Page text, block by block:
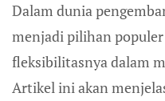
Dalam dunia
menjadi pilihan
fleksibilitasnya dalam
Artikel ini akan